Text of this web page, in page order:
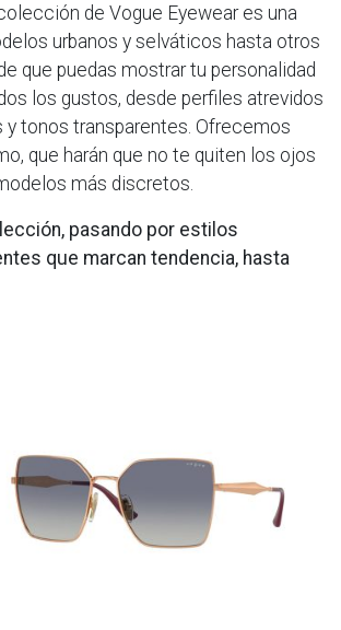
de Vogue Eyewear es una
urbanos y selváticos hasta otros
que puedas mostrar tu personalidad
los gustos, desde perfiles atrevidos
tonos transparentes. Ofrecemos
que harán que no te quiten los ojos
más discretos.
pasando por estilos
que marcan tendencia, hasta